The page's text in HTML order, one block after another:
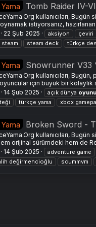
Tomb Raider IV-
kullanıcıları,
istiyorsanız,
22 Şub 2025 aksiyon çeviri
steam steam deck türkçe
Snowrunner V33
kullanıcıları,
için büyük bir kolaylık
14 Şub 2025 açık dünya oyunu
türkçe yama xbox
Broken Sword -
kullanıcıları,
orijinal sürümdeki hem de
14 Şub 2025 adventure game
değirmencioğlu scummvm